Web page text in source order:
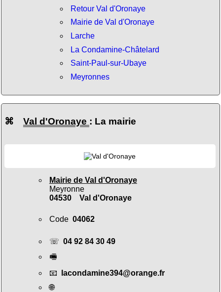
Retour Val d'Oronaye
Mairie de Val d'Oronaye
Larche
La Condamine-Châtelard
Saint-Paul-sur-Ubaye
Meyronnes
⌘ Val d'Oronaye : La mairie
Mairie de Val d'Oronaye
Meyronne
04530 Val d'Oronaye
Code 04062
☏ 04 92 84 30 49
🖷
📧
lacondamine394@orange.fr
🌐